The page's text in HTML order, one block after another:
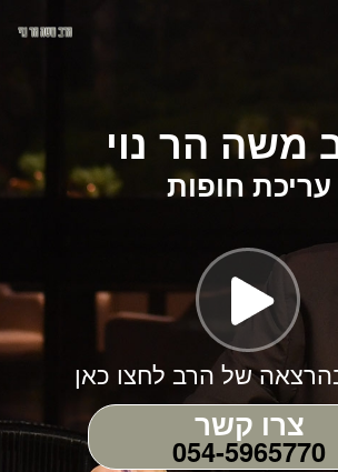
משה הר נוי
עריכת חופות
של הרב לחצו כאן
צרו קשר
054-5965770